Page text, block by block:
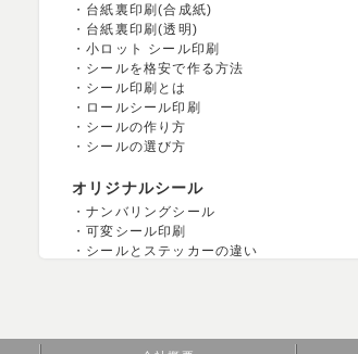
台紙裏印刷(合成紙)
台紙裏印刷(透明)
小ロット シール印刷
シールを格安で作る方法
シール印刷とは
ロールシール印刷
シールの作り方
シールの選び方
オリジナルシール
ナンバリングシール
可変シール印刷
シールとステッカーの違い